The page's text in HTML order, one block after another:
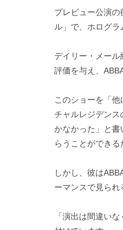
プレビュー公演
ル」で、ホログラ
デイリー・メー
評価を与え、
このショーを「
チャルレジデン
かなかった」と
らうことができる
しかし、彼は
ーマンスで見られ
「演出は間違い